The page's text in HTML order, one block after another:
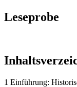
Leseprobe
1 Einführung: